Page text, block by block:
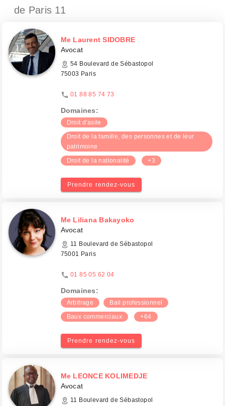
de Paris 11
Me Laurent SIDOBRE
Avocat
54 Boulevard de Sébastopol
75003 Paris
01 88 85 74 73
Domaines:
Droit d'asile
Droit de la famille, des personnes et de leur
patrimoine
Droit de la nationalité
+3
Prendre rendez-vous
Me Liliana Bakayoko
Avocat
11 Boulevard de Sébastopol
75001 Paris
01 85 05 62 04
Domaines:
Arbitrage
Bail professionnel
Baux commerciaux
+64
Prendre rendez-vous
Me LEONCE KOLIMEDJE
Avocat
11 Boulevard de Sébastopol